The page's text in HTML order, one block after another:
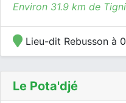
Environ 31.9 km de
Lieu-dit Rebusson à
Le Pota'djé